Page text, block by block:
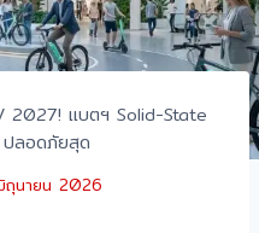
2027! แบตฯ Solid-State
ปลอดภัยสุด
ถุนายน 2026